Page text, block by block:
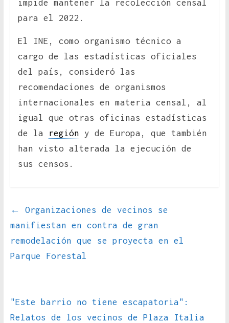
impide mantener la recolección censal
para el 2022.
El INE, como organismo técnico a
cargo de las estadísticas oficiales
del país, consideró las
recomendaciones de organismos
internacionales en materia censal, al
igual que otras oficinas estadísticas
de la
región y de Europa, que también
han visto alterada la ejecución de
sus censos.
←
Organizaciones de vecinos se
manifiestan en contra de gran
remodelación que se proyecta en el
Parque Forestal
"Este barrio no tiene escapatoria":
Relatos de los vecinos de Plaza Italia